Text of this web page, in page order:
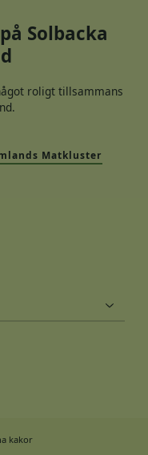
Solbacka
roligt tillsammans
Matkluster
kakor